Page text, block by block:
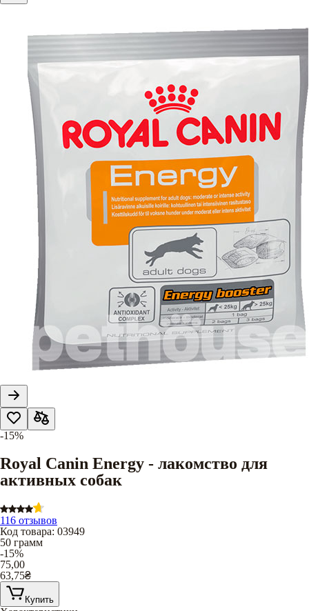
-15%
Royal Canin Energy - лакомство для
активных собак
116 отзывов
Код товара: 03949
50 грамм
-15%
75,00
63,75₴
Купить